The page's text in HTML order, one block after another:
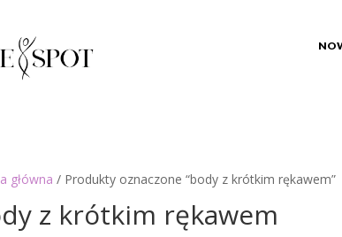
główna / Produkty oznaczone “body z krótkim rękawem”
z krótkim rękawem